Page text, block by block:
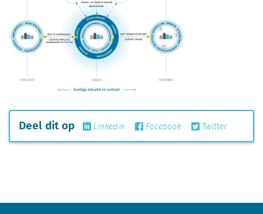
Deel dit op Linkedin Facebook Twitter